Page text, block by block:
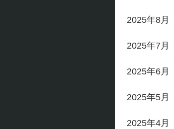
2025年8月
2025年7月
2025年6月
2025年5月
2025年4月